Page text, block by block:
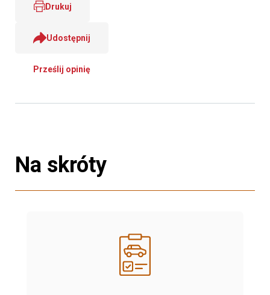
Drukuj
Udostępnij
Prześlij opinię
Na skróty